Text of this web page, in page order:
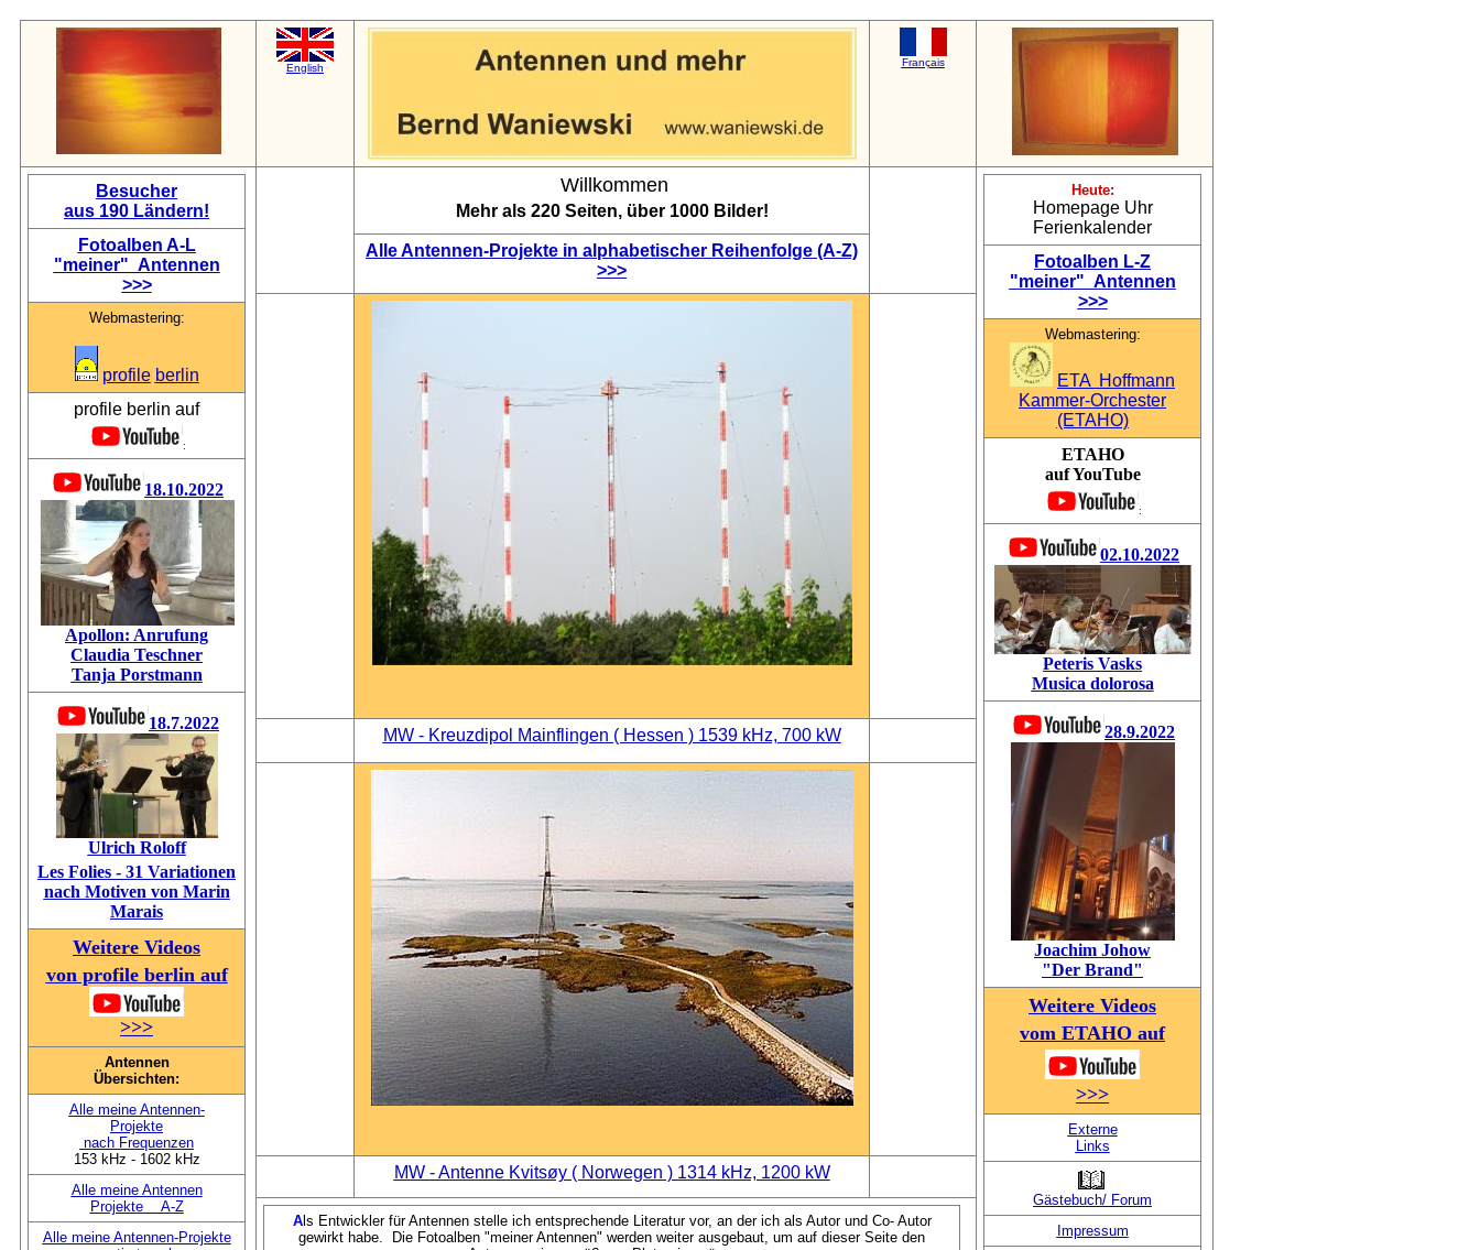
English Français
Besucher
aus 190 Ländern!
Fotoalben A-L
"meiner" Antennen
>>>
Webmastering:
profile berlin
profile berlin auf
:
18.10.2022
Apollon: Anrufung
Claudia Teschner
Tanja Porstmann
18.7.2022
Ulrich Roloff
Les Folies - 31 Variationen
nach Motiven von Marin
Marais
Weitere Videos
von profile berlinauf
>>>
Antennen
Übersichten:
Alle meine Antennen-
Projekte
nach Frequenzen
153 kHz - 1602 kHz
Alle meine Antennen
Projekte A-Z
Alle meine Antennen-Projekte
Willkommen
Mehr als 220 Seiten, über 1000 Bilder!
Heute:
Homepage Uhr
Ferienkalender
Fotoalben L-Z
"meiner" Antennen
>>>
Webmastering:
ETA Hoffmann
Kammer-Orchester
(ETAHO)
ETAHO
auf YouTube
:
02.10.2022
Peteris Vasks
Musica dolorosa
28.9.2022
Joachim Johow
"Der Brand"
Weitere Videos
vom ETAHO auf
>>>
Externe
Links
Gästebuch/ Forum
Impressum
Alle Antennen-Projekte in alphabetischer Reihenfolge (A-Z)
>>>
MW - Kreuzdipol Mainflingen ( Hessen ) 1539 kHz, 700 kW
MW - Antenne Kvitsøy ( Norwegen ) 1314 kHz, 1200 kW
Als Entwickler für Antennen stelle ich entsprechende Literatur vor, an der ich als Autor und Co- Autor
gewirkt habe. Die Fotoalben "meiner Antennen" werden weiter ausgebaut, um auf dieser Seite den